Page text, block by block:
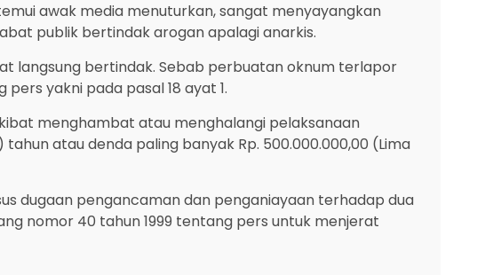
awak media menuturkan, sangat menyayangkan
publik bertindak arogan apalagi anarkis.
langsung bertindak. Sebab perbuatan oknum terlapor
yakni pada pasal 18 ayat 1.
menghambat atau menghalangi pelaksanaan
atau denda paling banyak Rp. 500.000.000,00 (Lima
dugaan pengancaman dan penganiayaan terhadap dua
nomor 40 tahun 1999 tentang pers untuk menjerat